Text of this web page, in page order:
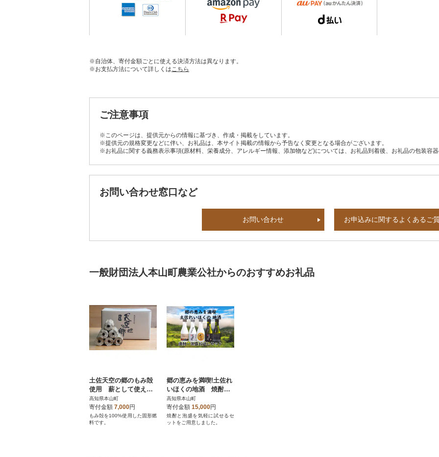
※自治体、寄付金額ごとに使える決済方法は異なります。
※お支払方法について詳しくはこちら
ご注意事項
※このページは、提供元からの情報に基づき、作成・掲載をしています。
※提供元の規格変更などに伴い、お礼品は、本サイト掲載の情報から予告なく変更となる場合がございます。
※お礼品に関する義務表示事項(原材料、栄養成分、アレルギー情報、添加物など)については、お礼品到着後、お礼品の包装容
お問い合わせ窓口など
お問い合わせ お申込みに関するよくあるご
一般財団法人本山町農業公社からのおすすめお礼品
土佐天空の郷のもみ殻
使用 薪として使える
もみのひ(モミガライ
ト)20kg入り1箱
高知県本山町
寄付金額 7,000円
もみ殻を100%使用した固形燃
料です。
郷の恵みを満喫!土佐れ
いほくの地酒 焼酎・
泡盛お試しセット
高知県本山町
寄付金額 15,000円
焼酎と泡盛を気軽に試せるセ
ットをご用意しました。